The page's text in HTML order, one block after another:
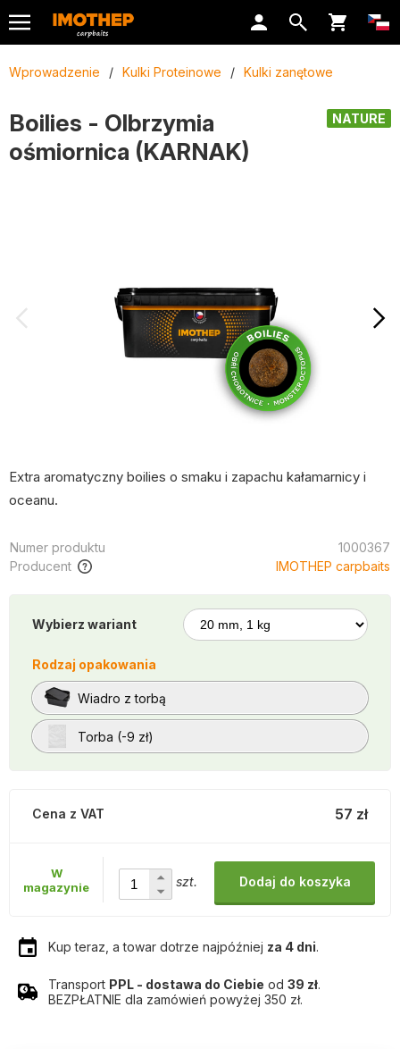
Wprowadzenie / Kulki Proteinowe / Kulki zanętowe
NATURE
Boilies - Olbrzymia
ośmiornica (KARNAK)
Extra aromatyczny boilies o smaku i zapachu kałamarnicy i
oceanu.
Numer produktu
1000367
Producent
IMOTHEP carpbaits
Wybierz wariant
Rodzaj opakowania
Wiadro z torbą
Torba (-9 zł)
57 zł
Cena z VAT
W
magazynie
szt. Dodaj do koszyka
Kup teraz, a towar dotrze najpóźniej za 4 dni.
Transport PPL - dostawa do Ciebie od 39 zł.
BEZPŁATNIE dla zamówień powyżej 350 zł.